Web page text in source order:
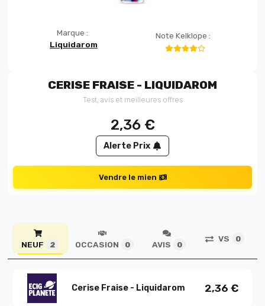
Marque :
Liquidarom
Note Kelklope :
CERISE FRAISE - LIQUIDAROM
Test, avis et meilleures offres
2,36€
Alerte Prix
Vendre le mien
NEUF 2 OCCASION 0 AVIS 0
VS 0
Cerise Fraise - Liquidarom 2,36 €